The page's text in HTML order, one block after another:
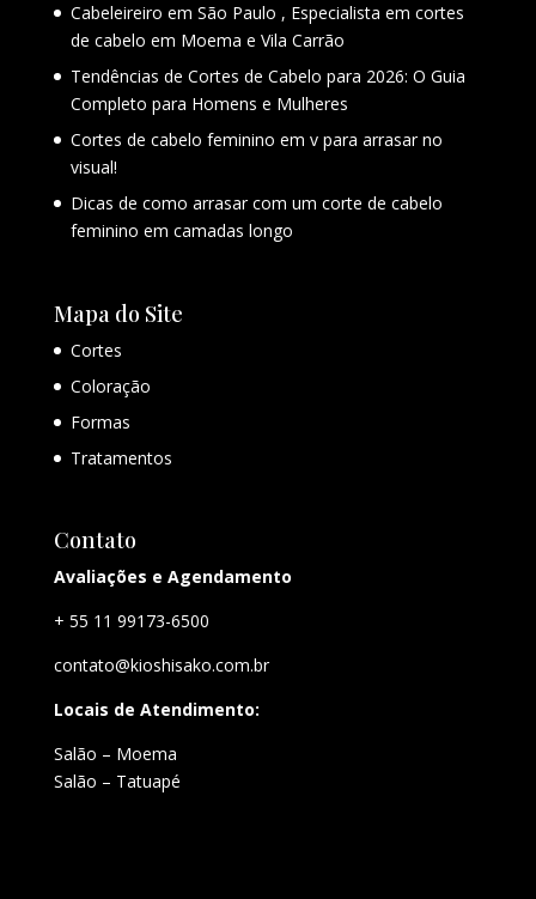
Cabeleireiro em São Paulo , Especialista em cortes
de cabelo em Moema e Vila Carrão
Tendências de Cortes de Cabelo para 2026: O Guia
Completo para Homens e Mulheres
Cortes de cabelo feminino em v para arrasar no
visual!
Dicas de como arrasar com um corte de cabelo
feminino em camadas longo
Mapa do Site
Cortes
Coloração
Formas
Tratamentos
Contato
Avaliações e Agendamento
+ 55 11 99173-6500
contato@kioshisako.com.br
Locais de Atendimento:
Salão – Moema
Salão – Tatuapé